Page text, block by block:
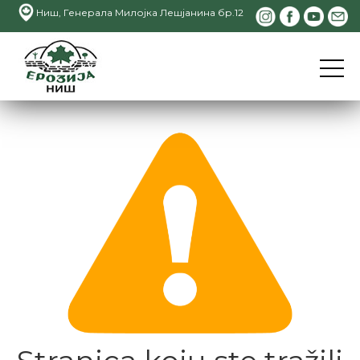
Ниш, Генерала Милојка Лешјанина бр.12